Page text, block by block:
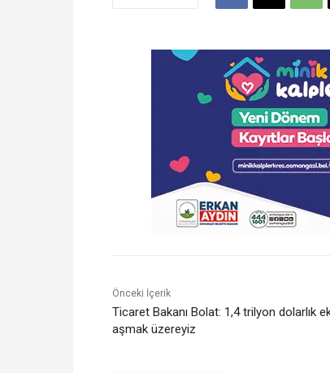
Önceki İçerik
Ticaret Bakanı Bolat: 1,4 trilyon dolarlık
aşmak üzereyiz